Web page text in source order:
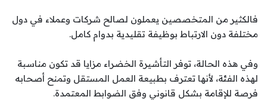
فالكثير من المتخصصين يعملون لصالح شركات وعملاء في دول
مختلفة دون الارتباط بوظيفة تقليدية بدوام كامل.
وفي هذه الحالة، توفر التأشيرة الخضراء مزايا قد تكون مناسبة
لهذه الفئة، لأنها تعترف بطبيعة العمل المستقل وتمنح أصحابه
فرصة للإقامة بشكل قانوني وفق الضوابط المعتمدة.